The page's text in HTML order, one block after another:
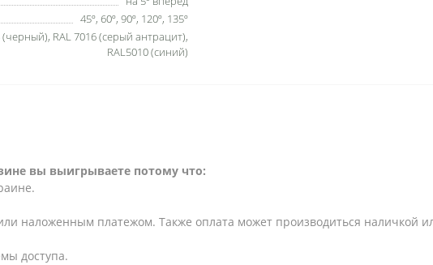
45º, 60º, 90º, 120º, 135º
(черный), RAL 7016 (серый антрацит),
RAL5010 (синий)
вы выигрываете потому что:
наложенным платежом. Также оплата может производиться наличкой
доступа.